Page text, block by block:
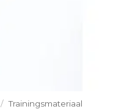
/ Trainingsmateriaal